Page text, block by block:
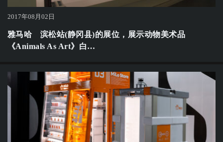
2017年08月02日
雅马哈 滨松站(静冈县)的展位，展示动物美术品
《Animals As Art》白…